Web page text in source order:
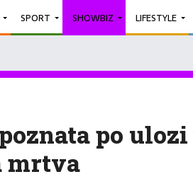
SPORT SHOWBIZ LIFESTYLE
po ulozi
mrtva